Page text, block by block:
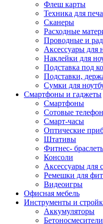
Флеш карты
Техника для
Сканеры
Расходные
Проводные и
Аксессуары для
Наклейки для
Подставка под
Подставки,
Сумки для
Смартфоны и гаджеты
Смартфоны
Сотовые
Смарт-часы
Оптические
Штативы
Фитнес-
Консоли
Аксессуары для
Ремешки для
Видеоигры
Офисная мебель
Инструменты и
Аккумуляторы
Бетоносмесители